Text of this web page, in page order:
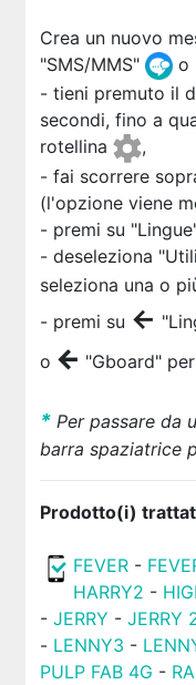
Crea un nuovo
"SMS/MMS"
o
- tieni premuto il
secondi, fino a
rotellina
,
- fai scorrere
(l'opzione viene
- premi su
- deseleziona
seleziona una o
- premi su ←
o ← "Gboard"
*Per passare da
barra spaziatrice
Prodotto(i)
FEVER -
HARRY2 -
- JERRY - JERRY
- LENNY3 -
PULP FAB 4G -